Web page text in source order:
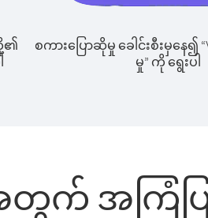
၏
စကားပြောဆိုမှု ခေါင်းစီးမှနေ၍
မှု” ကို ရွေးပါ
းအတွက် အကြံ